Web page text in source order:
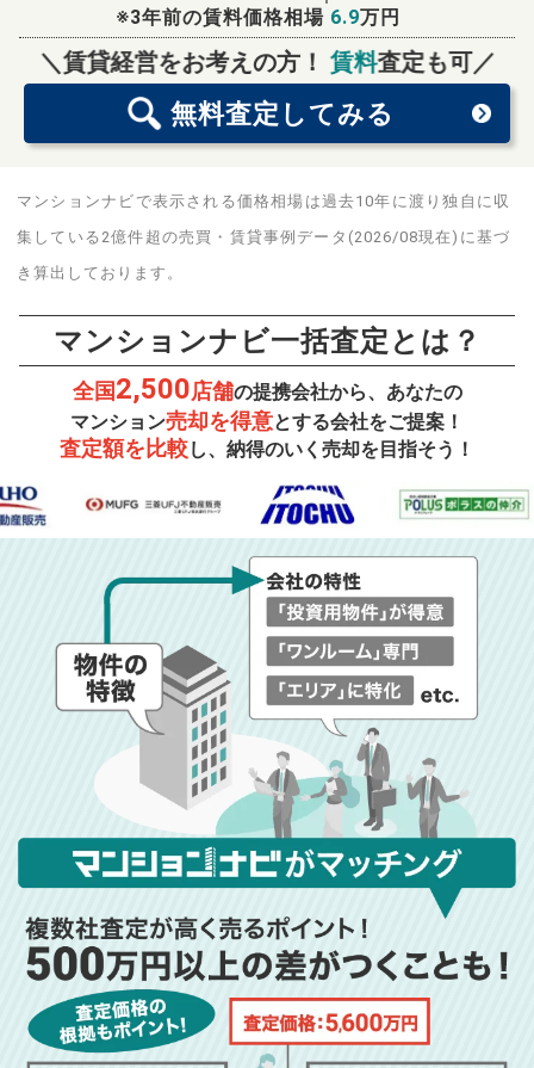
※3年前の賃料価格相場 6.9万円
＼賃貸経営をお考えの方！ 賃料査定も可／
無料査定 してみる
無料査定スタート！
マンションナビで表示される価格相場は過去10年に渡り独自に収
集している2億件超の売買・賃貸事例データ(2026/08現在)に基づ
き算出しております。
マンションナビ一括査定とは？
全国2,500店舗の提携会社から、あなたの
マンション売却を得意とする会社をご提案！
査定額を比較し、納得のいく売却を目指そう！